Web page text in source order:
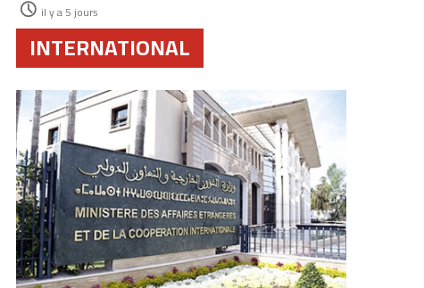
il y a 5 jours
INTERNATIONAL